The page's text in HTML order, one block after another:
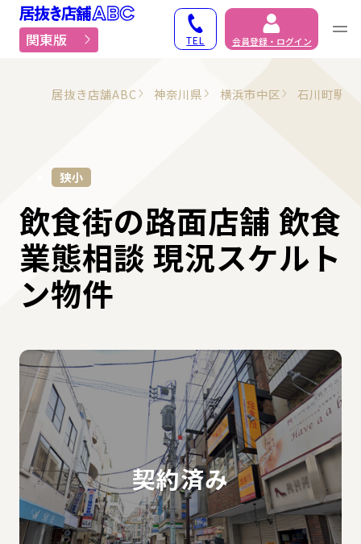
居抜き物件・貸店舗で
関東版 TEL 会員登録・ログイン
居抜き店舗ABC 神奈川県 横浜市中区 石川町駅
狭小
飲食街の路面店舗 飲食
業態相談 現況スケルト
ン物件